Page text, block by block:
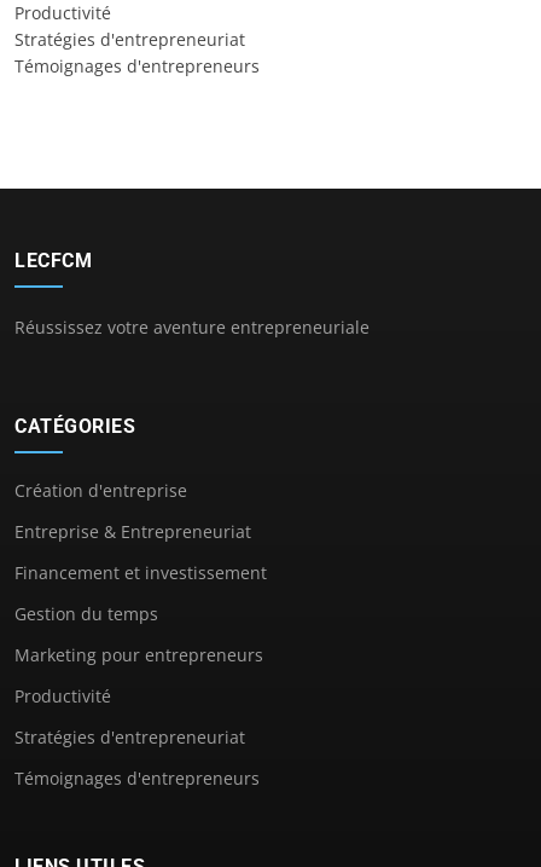
Productivité
Stratégies d'entrepreneuriat
Témoignages d'entrepreneurs
LECFCM
Réussissez votre aventure entrepreneuriale
CATÉGORIES
Création d'entreprise
Entreprise & Entrepreneuriat
Financement et investissement
Gestion du temps
Marketing pour entrepreneurs
Productivité
Stratégies d'entrepreneuriat
Témoignages d'entrepreneurs